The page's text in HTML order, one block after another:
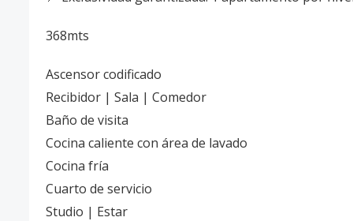
368mts
Ascensor codificado
Recibidor | Sala | Comedor
Baño de visita
Cocina caliente con área de lavado
Cocina fría
Cuarto de servicio
Studio | Estar